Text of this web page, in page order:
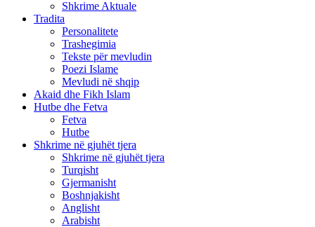
Shkrime Aktuale
Tradita
Personalitete
Trashegimia
Tekste për mevludin
Poezi Islame
Mevludi në shqip
Akaid dhe Fikh Islam
Hutbe dhe Fetva
Fetva
Hutbe
Shkrime në gjuhët tjera
Shkrime në gjuhët tjera
Turqisht
Gjermanisht
Boshnjakisht
Anglisht
Arabisht